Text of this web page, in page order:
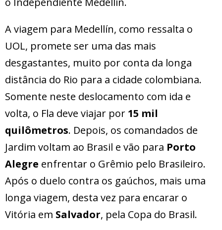
A viagem para Medellín, como ressalta o
UOL, promete ser uma das mais
desgastantes, muito por conta da longa
distância do Rio para a cidade colombiana.
Somente neste deslocamento com ida e
volta, o Fla deve viajar por 15 mil
quilômetros. Depois, os comandados de
Jardim voltam ao Brasil e vão para Porto
Alegre enfrentar o Grêmio pelo Brasileiro.
Após o duelo contra os gaúchos, mais uma
longa viagem, desta vez para encarar o
Vitória em Salvador, pela Copa do Brasil.